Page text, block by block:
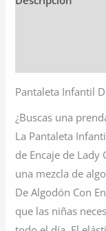
Pantaleta Infantil
¿Buscas una
La Pantaleta
de Encaje de Lady
una mezcla de
De Algodón Con
que las niñas